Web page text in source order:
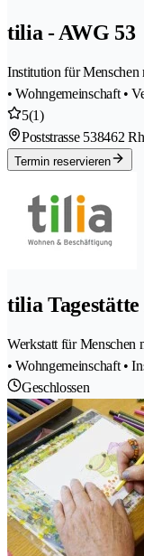
tilia - AWG 53
Institution für Menschen
• Wohngemeinschaft •
5(1)
Poststrasse 538462
Termin reservieren
tilia
Werkstatt für Menschen
• Wohngemeinschaft •
Geschlossen